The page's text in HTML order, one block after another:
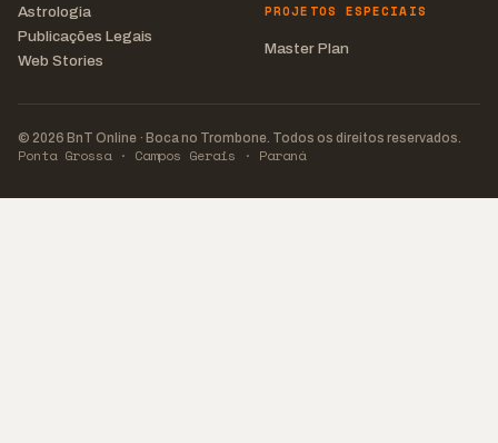
Astrologia
Publicações Legais
Web Stories
PROJETOS ESPECIAIS
Master Plan
© 2026 BnT Online · Boca no Trombone. Todos os direitos reservados.
Ponta Grossa · Campos Gerais · Paraná